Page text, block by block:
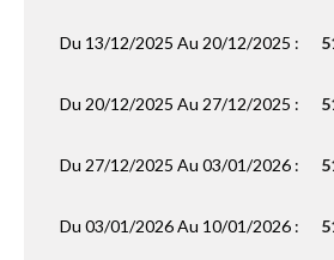
Du 13/12/2025 Au 20/12/2025 :
Du 20/12/2025 Au 27/12/2025 :
Du 27/12/2025 Au 03/01/2026 :
Du 03/01/2026 Au 10/01/2026 :